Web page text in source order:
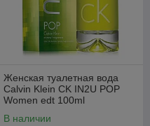
Женская туалетная вода
Calvin Klein CK IN2U POP
Women edt 100ml
В наличии